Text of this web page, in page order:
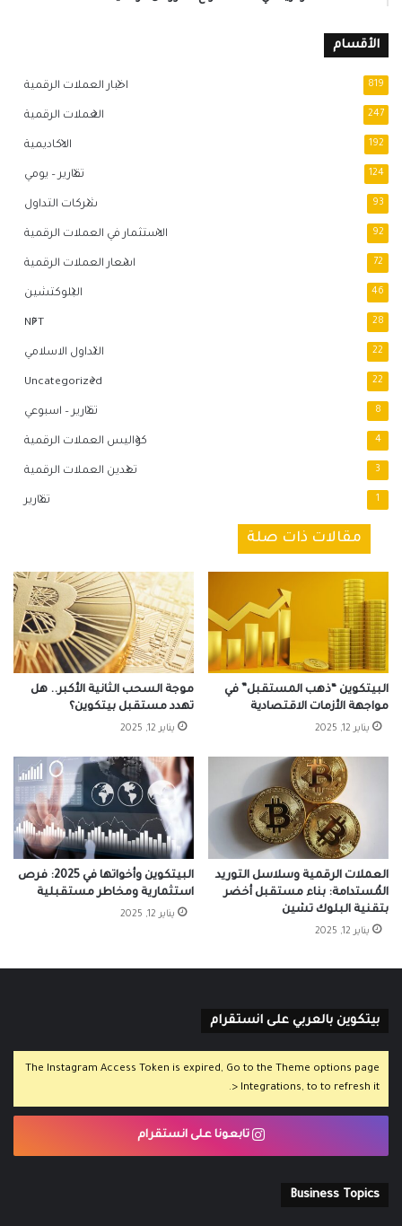
الأقسام
اخبار العملات الرقمية 819
العملات الرقمية 247
الاكاديمية 192
تقارير – يومي 124
شركات التداول 93
الاستثمار في العملات الرقمية 92
اسعار العملات الرقمية 72
البلوكتشين 46
NFT 28
التداول الاسلامي 22
Uncategorized 22
تقارير – اسبوعي 8
كواليس العملات الرقمية 4
تعدين العملات الرقمية 3
تقارير 1
مقالات ذات صلة
موجة السحب الثانية الأكبر.. هل
تهدد مستقبل بيتكوين؟
يناير 12, 2025
البيتكوين “ذهب المستقبل” في
مواجهة الأزمات الاقتصادية
يناير 12, 2025
البيتكوين وأخواتها في 2025: فرص
استثمارية ومخاطر مستقبلية
يناير 12, 2025
العملات الرقمية وسلاسل التوريد
المُستدامة: بناء مستقبل أخضر
بتقنية البلوك تشين
يناير 12, 2025
بيتكوين بالعربي على انستقرام
The Instagram Access Token is expired, Go to the Theme options page
> Integrations, to to refresh it.
تابعونا على انستقرام
Business Topics